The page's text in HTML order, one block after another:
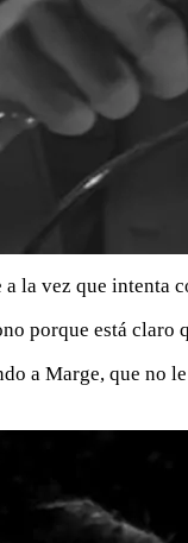
la vez que intenta
porque está claro
a Marge, que no